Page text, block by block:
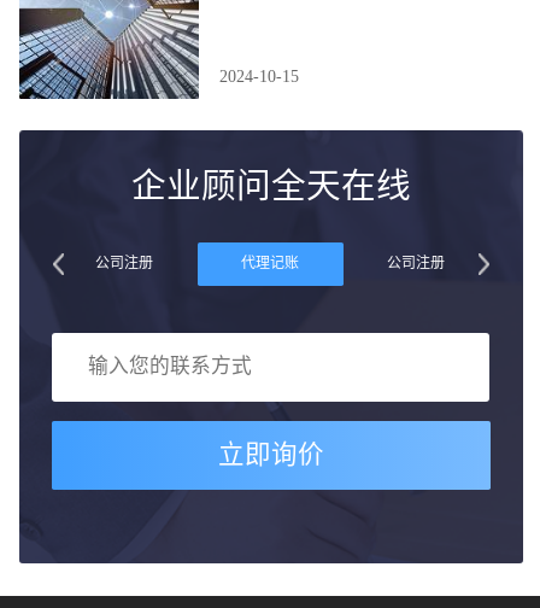
2024-10-15
企业顾问全天在线
公司注册 代理记账 公司注册
立即询价